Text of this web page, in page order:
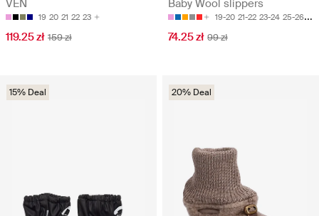
VEN
19 20 21 22 23
119.25 zł 159 zł
Baby Wool slippers
19-20 21-22 23-24 25-26
74.25 zł 99 zł
15% Deal 20% Deal